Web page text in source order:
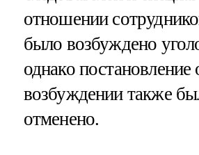
отношении
было возбуждено
однако постановление
возбуждении также
отменено.